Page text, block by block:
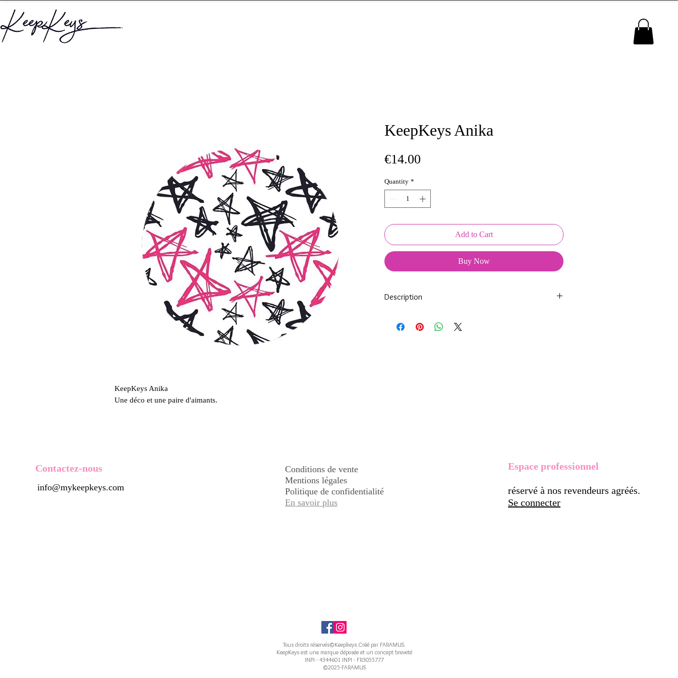
KeepKeys Anika
Une déco et une paire d'aimants.
KeepKeys Anika
€14.00
Quantity *
Add to Cart
Buy Now
Description
nos soins.
Contactez-nous
info@mykeepkeys.com
Conditions de vente
Mentions légales
Politique de confidentialité
En savoir plus
Espace professionnel
réservé à nos revendeurs agréés.
Se connecter
Tous droits réservés©Keepkeys.Créé par FARAMUS.
KeepKeys est une marque déposée et un concept breveté
INPI - 4344601 INPI - FR3055777
©2025-FARAMUS